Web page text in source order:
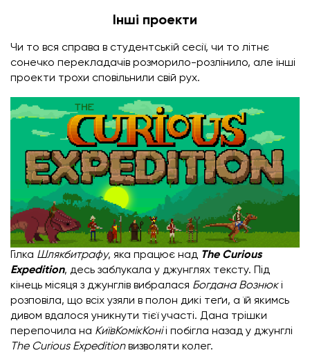
Інші проекти
Чи то вся справа в студентській сесії, чи то літнє
сонечко перекладачів розморило-розлінило, але інші
проекти трохи сповільнили свій рух.
Гілка Шлякбитрафу, яка працює над The Curious
Expedition, десь заблукала у джунглях тексту. Під
кінець місяця з джунглів вибралася Богдана Вознюкі
розповіла, що всіх узяли в полон дикі теґи, а їй якимсь
дивом вдалося уникнути тієї участі. Дана трішки
перепочила на КиївКомікКоніі побігла назад у джунглі
The Curious Expeditionвизволяти колег.